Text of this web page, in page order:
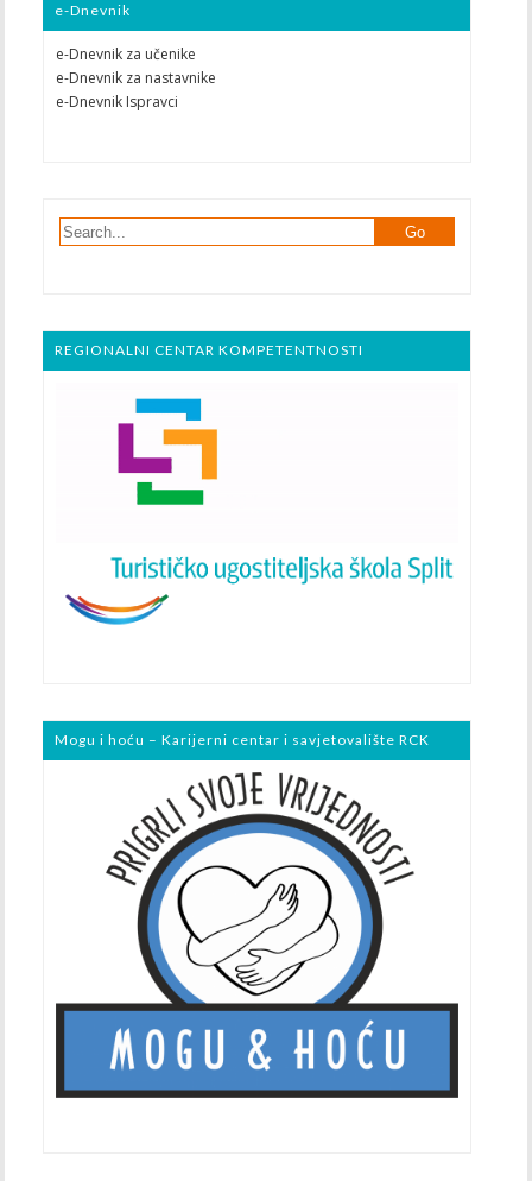
e-Dnevnik
e-Dnevnik za učenike
e-Dnevnik za nastavnike
e-Dnevnik Ispravci
REGIONALNI CENTAR KOMPETENTNOSTI
Mogu i hoću – Karijerni centar i savjetovalište RCK